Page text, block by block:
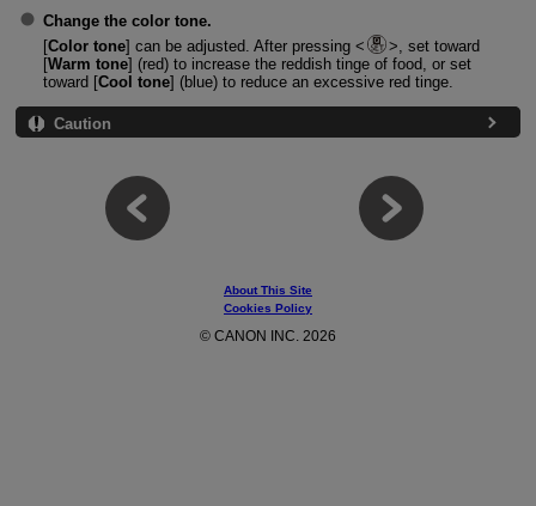
Change the color tone.
[Color tone] can be adjusted. After pressing
, set toward
[Warm tone] (red) to increase the reddish tinge of food, or set
toward [Cool tone] (blue) to reduce an excessive red tinge.
Caution
About This Site
Cookies Policy
© CANON INC. 2026